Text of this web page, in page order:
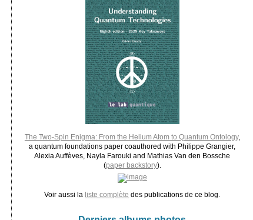
The Two-Spin Enigma: From the Helium Atom to Quantum Ontology,
a quantum foundations paper coauthored with Philippe Grangier,
Alexia Auffèves, Nayla Farouki and Mathias Van den Bossche
(paper backstory).
Voir aussi la liste complète des publications de ce blog.